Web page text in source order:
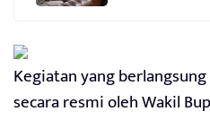
Kegiatan yang
secara resmi oleh Wakil